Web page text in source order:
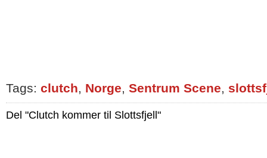
Tags: clutch, Norge, Sentrum Scene,
Del "Clutch kommer til Slottsfjell"